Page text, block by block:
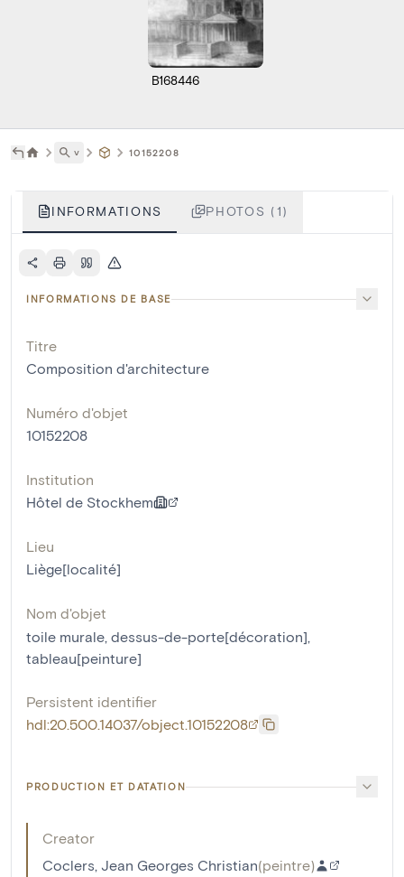
B168446
˅ 10152208
INFORMATIONS PHOTOS (1)
INFORMATIONS DE BASE
Titre
Composition d'architecture
Numéro d'objet
10152208
Institution
Hôtel de Stockhem
Lieu
Liège[localité]
Nom d'objet
toile murale, dessus-de-porte[décoration],
tableau[peinture]
Persistent identifier
hdl:20.500.14037/object.10152208
PRODUCTION ET DATATION
Creator
Coclers, Jean Georges Christian(peintre)